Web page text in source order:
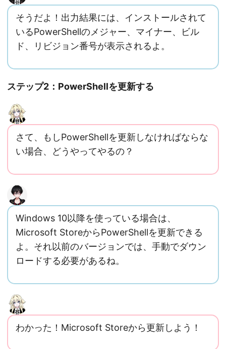
そうだよ！出力結果には、インストールされて
いるPowerShellのメジャー、マイナー、ビル
ド、リビジョン番号が表示されるよ。
ステップ2：PowerShellを更新する
さて、もしPowerShellを更新しなければならな
い場合、どうやってやるの？
Windows 10以降を使っている場合は、
Microsoft StoreからPowerShellを更新できる
よ。それ以前のバージョンでは、手動でダウン
ロードする必要があるね。
わかった！Microsoft Storeから更新しよう！